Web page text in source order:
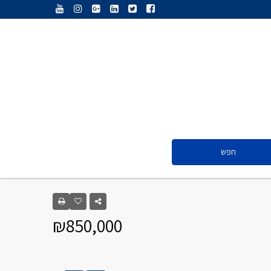
חפש
₪850,000